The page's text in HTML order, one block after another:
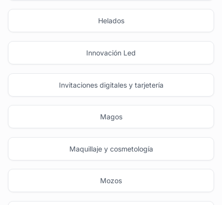
Helados
Innovación Led
Invitaciones digitales y tarjetería
Magos
Maquillaje y cosmetología
Mozos